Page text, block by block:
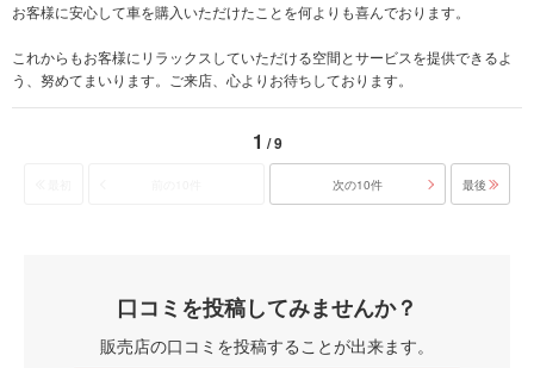
お客様に安心して車を購入いただけたことを何よりも喜んでおります。
これからもお客様にリラックスしていただける空間とサービスを提供できるよ
う、努めてまいります。ご来店、心よりお待ちしております。
1 / 9
次の10件 最後
口コミを投稿してみませんか？
販売店の口コミを投稿することが出来ます。